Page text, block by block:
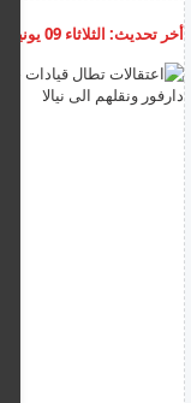
أخر تحديث: الثلاثاء 09 يونيو 2026